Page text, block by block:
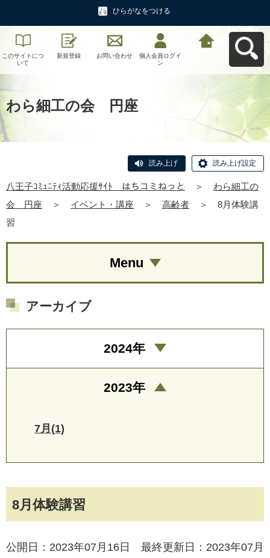
ひらがなをつける
このサイトにつ
いて
新規登録 お問い合わせ
個人会員ログイ
ン
わら細工の会 円座
読み上げ 読み上げ設定
八王子ｺﾐｭﾆﾃｨ活動応援ｻｲﾄ はちコミねっと ＞
わら細工の
会 円座
＞ イベント・講座 ＞ 高齢者 ＞
8月体験講
習
8月体験講習
公開日：2023年07月16日 最終更新日：2023年07月
Menu
アーカイブ
2024年
2023年
7月(1)